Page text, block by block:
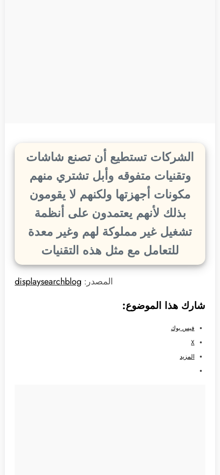
الشركات تستطيع أن تصنع شاشات
وتقنيات متفوقه وأبل تشتري منهم
مكونات أجهزتها ولكنهم لا يقومون
بذلك لأنهم يعتمدون على أنظمة
تشغيل غير مملوكة لهم وغير معدة
للتعامل مع مثل هذه التقنيات
المصدر: displaysearchblog
شارك هذا الموضوع:
فيس بوك
X
المزيد